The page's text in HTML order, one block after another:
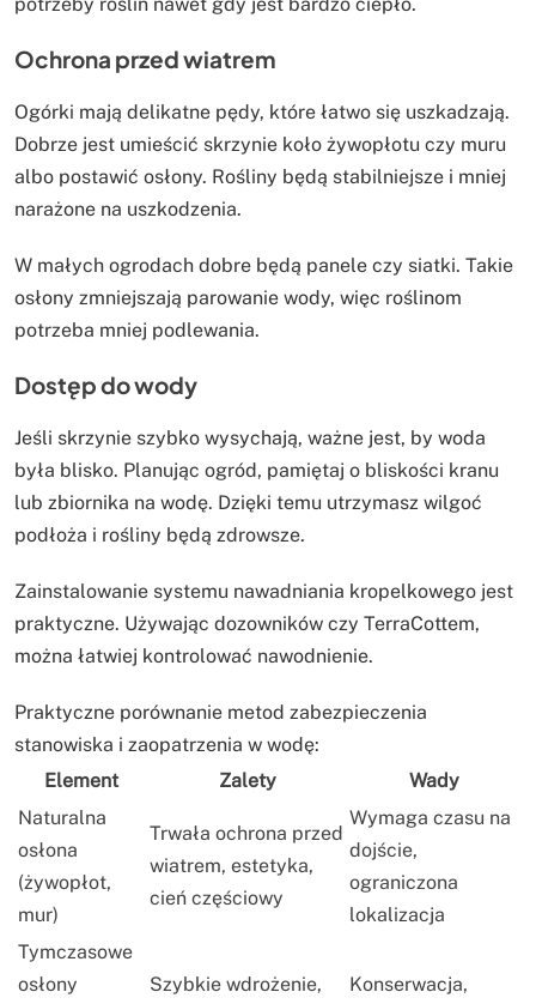
potrzeby roślin nawet gdy jest bardzo ciepło.
Ochrona przed wiatrem
Ogórki mają delikatne pędy, które łatwo się uszkadzają.
Dobrze jest umieścić skrzynie koło żywopłotu czy muru
albo postawić osłony. Rośliny będą stabilniejsze i mniej
narażone na uszkodzenia.
W małych ogrodach dobre będą panele czy siatki. Takie
osłony zmniejszają parowanie wody, więc roślinom
potrzeba mniej podlewania.
Dostęp do wody
Jeśli skrzynie szybko wysychają, ważne jest, by woda
była blisko. Planując ogród, pamiętaj o bliskości kranu
lub zbiornika na wodę. Dzięki temu utrzymasz wilgoć
podłoża i rośliny będą zdrowsze.
Zainstalowanie systemu nawadniania kropelkowego jest
praktyczne. Używając dozowników czy TerraCottem,
można łatwiej kontrolować nawodnienie.
Praktyczne porównanie metod zabezpieczenia
stanowiska i zaopatrzenia w wodę:
Element
Zalety
Wady
Naturalna
osłona
(żywopłot,
mur)
Trwała ochrona przed
wiatrem, estetyka,
cień częściowy
Wymaga czasu na
dojście,
ograniczona
lokalizacja
Tymczasowe
osłony
Szybkie wdrożenie,
Konserwacja,